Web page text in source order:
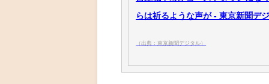
らは祈るような声が - 東京新聞デ
（出典：東京新聞デジタル）